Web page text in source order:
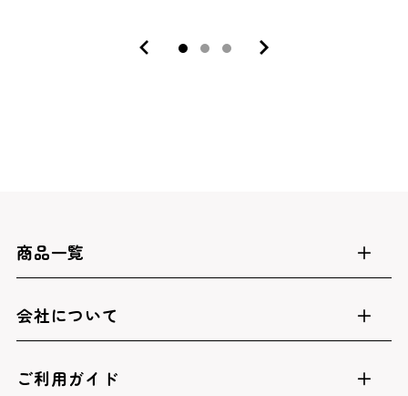
商品一覧
会社について
ご利用ガイド